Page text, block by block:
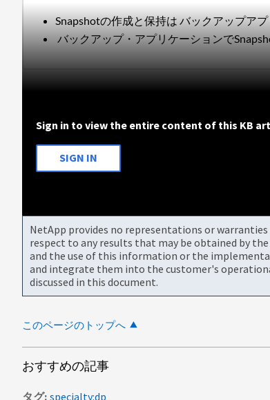
Snapshotの作成と保持は バックアップア
バックアップ・アプリケーションで
Sign in to view the entire content of this KB
SIGN IN
NetApp provides no representations or
respect to any results that may be obtained by
and the use of this information or the
and integrate them into the customer's
discussed in this document.
このページのトップへ
おすすめの記事
タグ specialty:dp